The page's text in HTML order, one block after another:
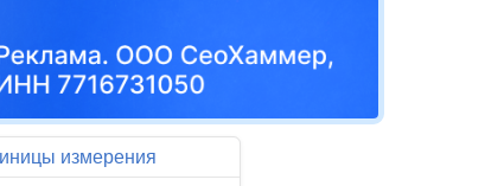
измерения